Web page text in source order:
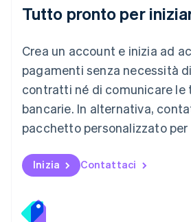
Tutto pronto per
Crea un account e inizia ad
pagamenti senza necessità
contratti né di comunicare le
bancarie. In alternativa,
pacchetto personalizzato per
Inizia Contattaci
Malta
English
EspañolEnglish
Norvegia
English
Nuova Zelanda
English
NederlandsEnglish
English
Portogallo
RAS di Hong Kong, Cina
English